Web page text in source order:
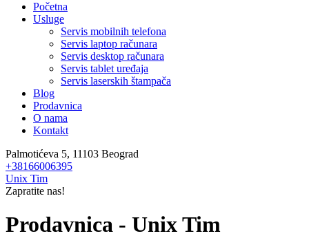
Početna
Usluge
Servis mobilnih telefona
Servis laptop računara
Servis desktop računara
Servis tablet uređaja
Servis laserskih štampača
Blog
Prodavnica
O nama
Kontakt
Palmotićeva 5, 11103 Beograd
+38166006395
Unix Tim
Zapratite nas!
Prodavnica - Unix Tim